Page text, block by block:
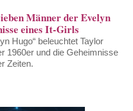
Männer der Evelyn
eines It-Girls
Hugo“ beleuchtet Taylor
1960er und die Geheimnisse
Zeiten.